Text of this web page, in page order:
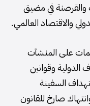
في مضيق
والاقتصاد العالمي.
على المنشآت
الدولية وقوانين
السفينة
صارخ للقانون